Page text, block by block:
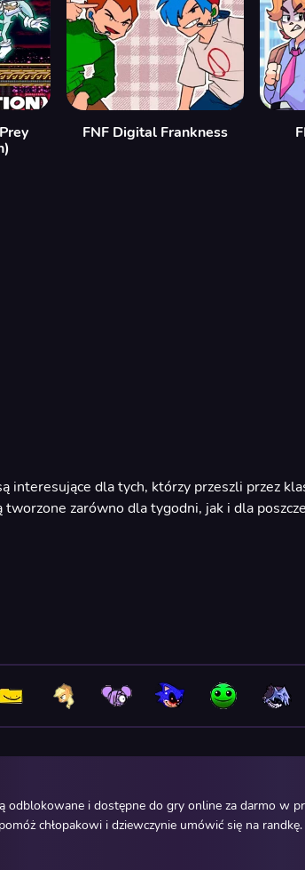
FNF Digital Frankness
dla tych, którzy przeszli przez
zarówno dla tygodni, jak i dla
i dostępne do gry online za darmo w
chłopakowi i dziewczynie umówić się na randkę.